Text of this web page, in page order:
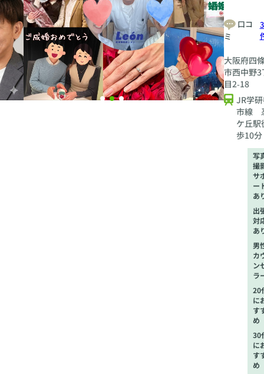
口コ
ミ
大阪府四
市西中野3
目2‐18
JR学
市線
ケ丘駅
歩10分
写
撮
サ
ー
あ
出
対
あ
男
カ
ン
ラ
20
に
す
め
30
に
す
め